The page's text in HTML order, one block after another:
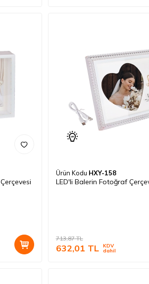
Ürün Kodu HXY-158
LED'li Balerin Fotoğraf
713,87TL
632,01 TL KDV
dahil